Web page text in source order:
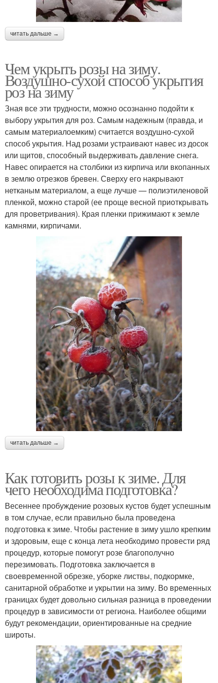
читать дальше →
Чем укрыть розы на зиму.
Воздушно-сухой способ укрытия
роз на зиму
Зная все эти трудности, можно осознанно подойти к
выбору укрытия для роз. Самым надежным (правда, и
самым материалоемким) считается воздушно-сухой
способ укрытия. Над розами устраивают навес из досок
или щитов, способный выдерживать давление снега.
Навес опирается на столбики из кирпича или вкопанных
в землю отрезков бревен. Сверху его накрывают
нетканым материалом, а еще лучше — полиэтиленовой
пленкой, можно старой (ее проще весной приоткрывать
для проветривания). Края пленки прижимают к земле
камнями, кирпичами.
читать дальше →
Как готовить розы к зиме. Для
чего необходима подготовка?
Весеннее пробуждение розовых кустов будет успешным
в том случае, если правильно была проведена
подготовка к зиме. Чтобы растение в зиму ушло крепким
и здоровым, еще с конца лета необходимо провести ряд
процедур, которые помогут розе благополучно
перезимовать. Подготовка заключается в
своевременной обрезке, уборке листвы, подкормке,
санитарной обработке и укрытии на зиму. Во временных
границах будет довольно сильная разница в проведении
процедур в зависимости от региона. Наиболее общими
будут рекомендации, ориентированные на средние
широты.